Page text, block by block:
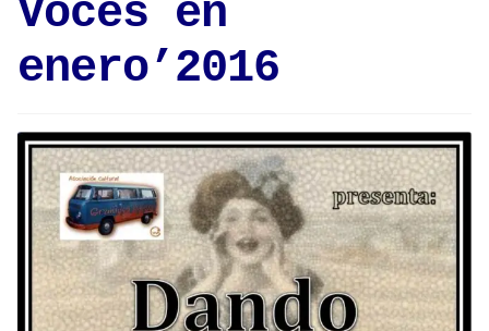
Voces en
enero’2016